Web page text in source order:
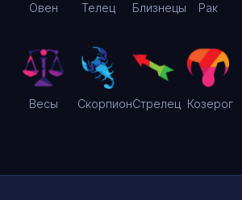
Овен Телец Близнецы Рак
Весы СкорпионСтрелец Козерог